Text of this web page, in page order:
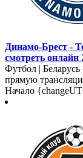
Динамо-Брест -
смотреть онлайн
Футбол |
прямую
Начало